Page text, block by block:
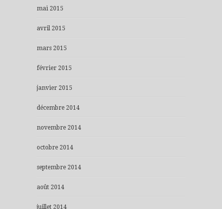
mai 2015
avril 2015
mars 2015
février 2015
janvier 2015
décembre 2014
novembre 2014
octobre 2014
septembre 2014
août 2014
juillet 2014